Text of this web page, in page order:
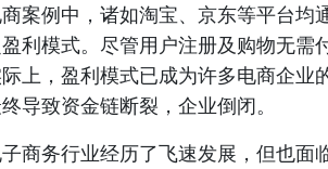
案例中，诸如淘宝、京东等平台均
利模式。尽管用户注册及购物无需
上，盈利模式已成为许多电商企业
导致资金链断裂，企业倒闭。
商务行业经历了飞速发展，但也面